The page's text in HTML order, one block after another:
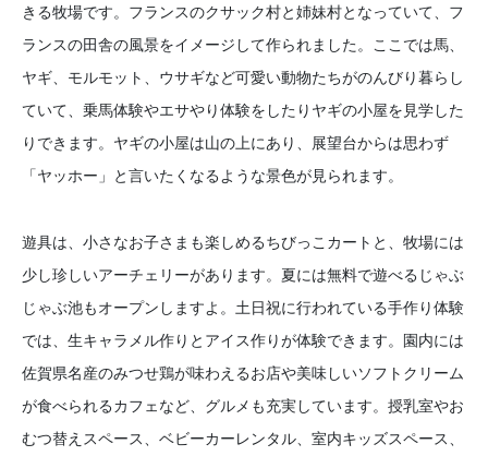
きる牧場です。フランスのクサック村と姉妹村となっていて、フ
ランスの田舎の風景をイメージして作られました。ここでは馬、
ヤギ、モルモット、ウサギなど可愛い動物たちがのんびり暮らし
ていて、乗馬体験やエサやり体験をしたりヤギの小屋を見学した
りできます。ヤギの小屋は山の上にあり、展望台からは思わず
「ヤッホー」と言いたくなるような景色が見られます。
遊具は、小さなお子さまも楽しめるちびっこカートと、牧場には
少し珍しいアーチェリーがあります。夏には無料で遊べるじゃぶ
じゃぶ池もオープンしますよ。土日祝に行われている手作り体験
では、生キャラメル作りとアイス作りが体験できます。園内には
佐賀県名産のみつせ鶏が味わえるお店や美味しいソフトクリーム
が食べられるカフェなど、グルメも充実しています。授乳室やお
むつ替えスペース、ベビーカーレンタル、室内キッズスペース、